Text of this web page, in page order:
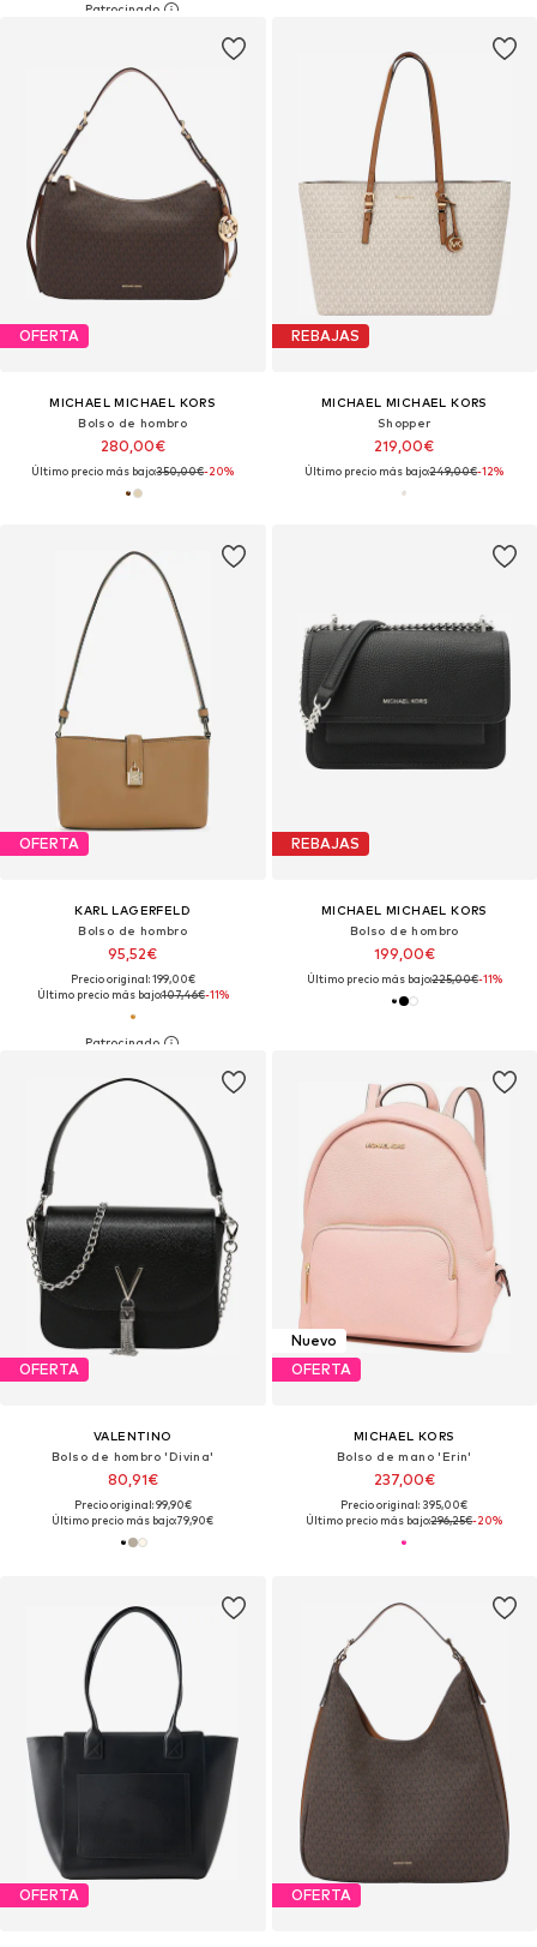
OFERTA
MICHAEL MICHAEL KORS
Bolso de hombro
280,00€
Último precio más bajo:350,00€-20%
REBAJAS
MICHAEL MICHAEL KORS
Shopper
219,00€
Último precio más bajo:249,00€-12%
OFERTA
KARL LAGERFELD
Bolso de hombro
95,52€
Precio original: 199,00€
Último precio más bajo:107,46€-11%
REBAJAS
MICHAEL MICHAEL KORS
Bolso de hombro
199,00€
Último precio más bajo:225,00€-11%
OFERTA
VALENTINO
Bolso de hombro 'Divina'
80,91€
Precio original: 99,90€
Último precio más bajo:79,90€
Nuevo
OFERTA
MICHAEL KORS
Bolso de mano 'Erin'
237,00€
Precio original: 395,00€
Último precio más bajo:296,25€-20%
OFERTA OFERTA